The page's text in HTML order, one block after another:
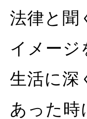
法律と聞
イメージ
生活に深
あった時